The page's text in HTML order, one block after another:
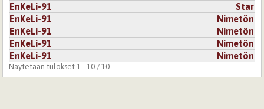
EnKeLi-91
Star
EnKeLi-91
Nimetön
EnKeLi-91
Nimetön
EnKeLi-91
Nimetön
EnKeLi-91
Nimetön
Näytetään tulokset 1 - 10 / 10